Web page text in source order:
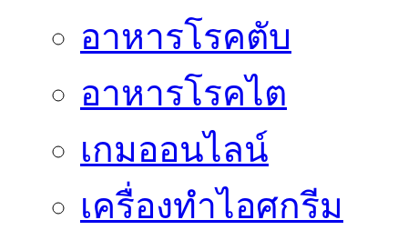
อาหารโรคตับ
อาหารโรคไต
เกมออนไลน์
เครื่องทำไอศกรีม